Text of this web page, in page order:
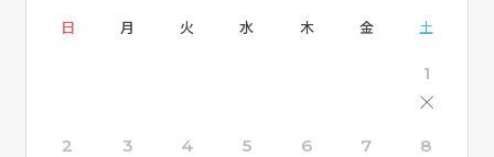
日 月 火 水 木 金 土
1
×
2 3 4 5 6 7 8